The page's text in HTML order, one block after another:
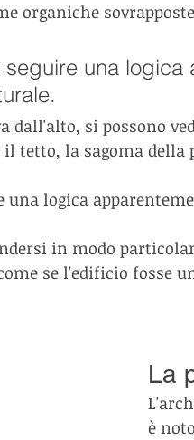
organiche
una logica
dall'alto, si possono
il tetto, la sagoma
logica
in modo
se l'edificio fosse
La
è